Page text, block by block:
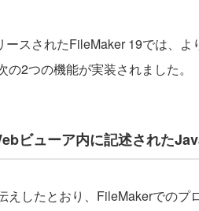
スされたFileMaker 19では、よ
の2つの機能が実装されました。
ビューア内に記述された
えしたとおり、FileMakerでのプ